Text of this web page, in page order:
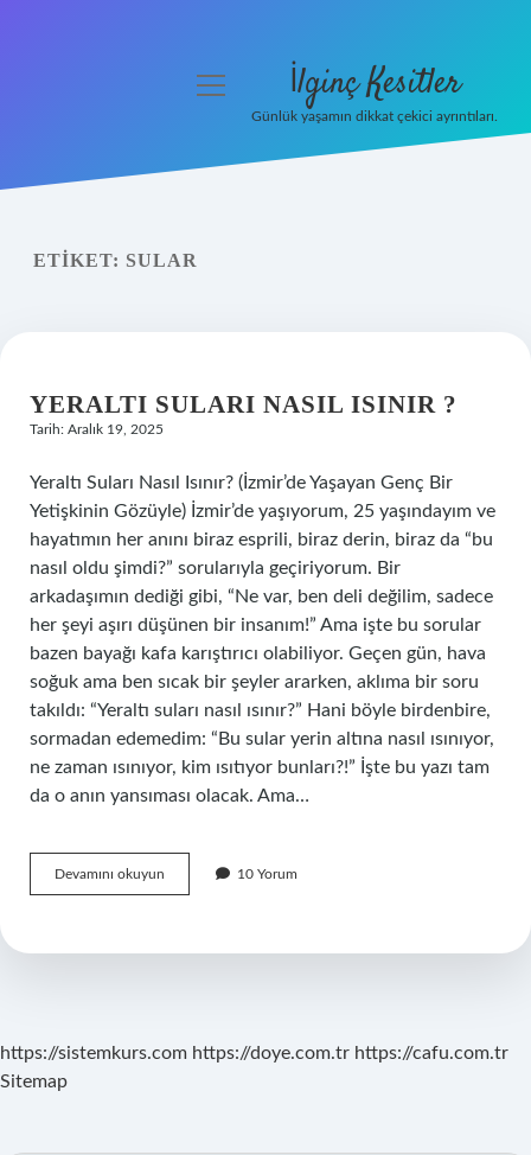
Yasal Uyarı
menüyü
İlginç Kesitler
Günlük yaşamın dikkat çekici ayrıntıları.
ETIKET: SULAR
YERALTI SULARI NASIL ISINIR ?
Tarih: Aralık 19, 2025
Yeraltı Suları Nasıl Isınır? (İzmir’de Yaşayan Genç Bir
Yetişkinin Gözüyle) İzmir’de yaşıyorum, 25 yaşındayım ve
hayatımın her anını biraz esprili, biraz derin, biraz da “bu
nasıl oldu şimdi?” sorularıyla geçiriyorum. Bir
arkadaşımın dediği gibi, “Ne var, ben deli değilim, sadece
her şeyi aşırı düşünen bir insanım!” Ama işte bu sorular
bazen bayağı kafa karıştırıcı olabiliyor. Geçen gün, hava
soğuk ama ben sıcak bir şeyler ararken, aklıma bir soru
takıldı: “Yeraltı suları nasıl ısınır?” Hani böyle birdenbire,
sormadan edemedim: “Bu sular yerin altına nasıl ısınıyor,
ne zaman ısınıyor, kim ısıtıyor bunları?!” İşte bu yazı tam
da o anın yansıması olacak. Ama…
Devamını okuyun
suları
?
10 Yorum
https://sistemkurs.com https://doye.com.tr https://cafu.com.tr
Sitemap